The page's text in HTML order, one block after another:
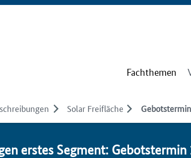
Fachthemen
Solar Freifläche
ers­tes Seg­ment: Ge­bots­ter­min